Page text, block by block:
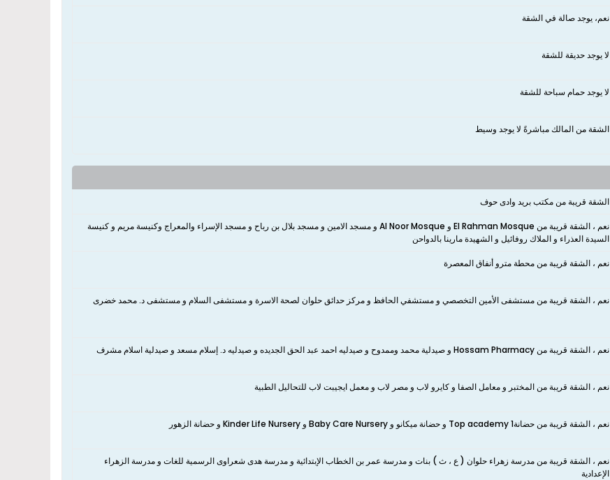
نعم، يوجد صالة في الشقة
لا يوجد حديقة للشقة
لا يوجد حمام سباحة للشقة
الشقة من المالك مباشرةً لا يوجد وسيط
الشقة قريبة من مكتب بريد وادى حوف
نعم ، الشقة قريبة من El Rahman Mosque و Al Noor Mosque و مسجد الامين و مسجد بلال بن رباح و مسجد الإسراء والمعراج وكنيسة مريم و كنيسة
السيدة العذراء و الملاك روفائيل و الشهيدة مارينا بالدواحن
نعم ، الشقة قريبة من محطة مترو أنفاق المعصرة
نعم ، الشقة قريبة من مستشفى الأمين التخصصي و مستشفي الحافظ و مركز حدائق حلوان لصحة الاسرة و مستشفى السلام و مستشفى د. محمد خضرى
نعم ، الشقة قريبة من Hossam Pharmacy و صيدلية محمد وممدوح و صيدليه احمد عبد الحق الجديده و صيدليه د. إسلام مسعد و صيدلية اسلام مشرف
نعم ، الشقة قريبة من المختبر و معامل الصفا و كايرو لاب و مصر لاب و معمل ايجيبت لاب للتحاليل الطبية
نعم ، الشقة قريبة من حضانةTop academy 1 و حضانة ميكانو و Baby Care Nursery و Kinder Life Nursery و حضانة الزهور
نعم ، الشقة قريبة من مدرسة زهراء حلوان ( ع ، ث ) بنات و مدرسة عمر بن الخطاب الإبتدائية و مدرسة هدى شعراوى الرسمية للغات و مدرسة الزهراء
الإعدادية